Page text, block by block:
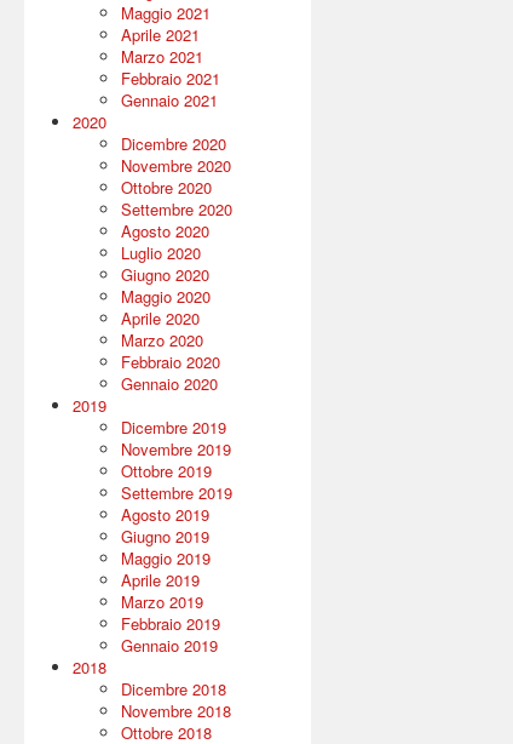
Maggio 2021
Aprile 2021
Marzo 2021
Febbraio 2021
Gennaio 2021
2020
Dicembre 2020
Novembre 2020
Ottobre 2020
Settembre 2020
Agosto 2020
Luglio 2020
Giugno 2020
Maggio 2020
Aprile 2020
Marzo 2020
Febbraio 2020
Gennaio 2020
2019
Dicembre 2019
Novembre 2019
Ottobre 2019
Settembre 2019
Agosto 2019
Giugno 2019
Maggio 2019
Aprile 2019
Marzo 2019
Febbraio 2019
Gennaio 2019
2018
Dicembre 2018
Novembre 2018
Ottobre 2018